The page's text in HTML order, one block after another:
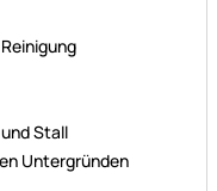
Stall
Untergründen